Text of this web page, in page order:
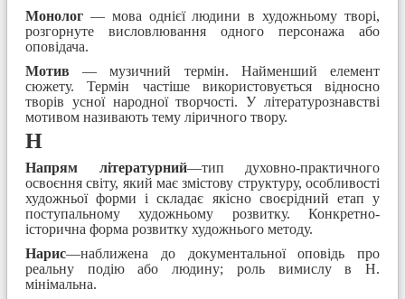
Монолог — мова однієї людини в художньому творі,
розгорнуте висловлювання одного персонажа або
оповідача.
Мотив— музичний термін. Найменший елемент
сюжету. Термін частіше використовується відносно
творів усної народної творчості. У літературознавстві
мотивом називають тему ліричного твору.
Н
Напрям літературний—тип духовно-практичного
освоєння світу, який має змістову структуру, особливості
художньої форми і складає якісно своєрідний етап у
поступальному художньому розвитку. Конкретно-
історична форма розвитку художнього методу.
Нарис—наближена до документальної оповідь про
реальну подію або людину; роль вимислу в Н.
мінімальна.